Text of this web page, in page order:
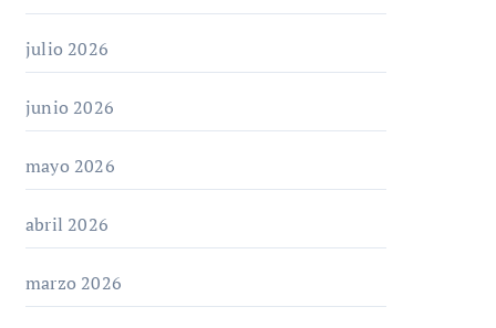
julio 2026
junio 2026
mayo 2026
abril 2026
marzo 2026